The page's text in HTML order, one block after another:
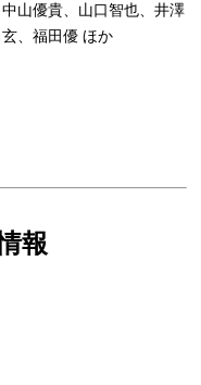
山優貴、山口智也、井澤
、福田優 ほか
報